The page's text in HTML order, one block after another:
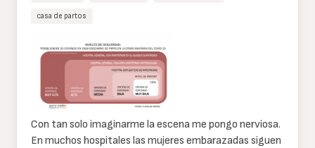
casa de partos
de
Con tan solo imaginarme la escena me pongo nerviosa.
En muchos hospitales las mujeres embarazadas siguen